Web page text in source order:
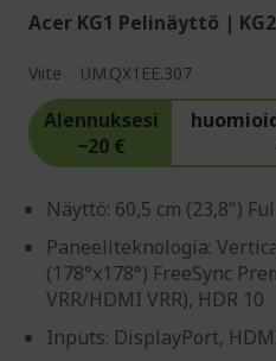
Acer KG1 Pelinäyttö |
Viite UM.QX1EE.307
Alennuksesi
−20 €
Näyttö: 60,5 cm (23,8")
Paneeliteknologia:
(178°x178°) FreeSync
VRR/HDMI VRR), HDR 10
Inputs: DisplayPort,